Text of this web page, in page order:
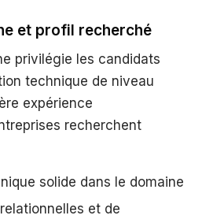
et profil recherché
privilégie les candidats
technique de niveau
expérience
recherchent
solide dans le domaine
et de